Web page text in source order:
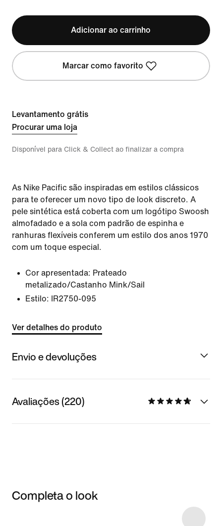
Adicionar ao carrinho
Marcar como favorito
Levantamento grátis
Procurar uma loja
Disponível para Click & Collect ao finalizar a compra
As Nike Pacific são inspiradas em estilos clássicos
para te oferecer um novo tipo de look discreto. A
pele sintética está coberta com um logótipo Swoosh
almofadado e a sola com padrão de espinha e
ranhuras flexíveis conferem um estilo dos anos 1970
com um toque especial.
Cor apresentada: Prateado
metalizado/Castanho Mink/Sail
Estilo:
IR2750-095
Ver detalhes do produto
Envio e devoluções
Avaliações (220)
Completa o look